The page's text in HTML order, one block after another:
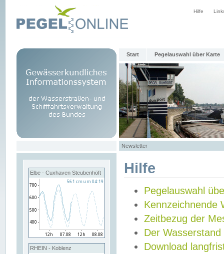
Hilfe
Start Pegelauswahl über Karte
Newsletter
Elbe - Cuxhaven Steubenhöft
RHEIN - Koblenz
Hilfe
Pegelauswahl
Kennzeichnende
Zeitbezug der
Der Wasserstand
Download